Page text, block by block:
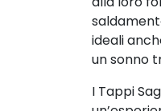
ideali
un sonno
I Tappi